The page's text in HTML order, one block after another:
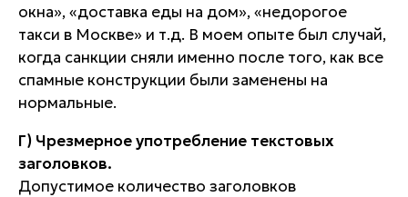
окна», «доставка еды на дом», «недорогое
такси в Москве» и т.д. В моем опыте был случай,
когда санкции сняли именно после того, как все
спамные конструкции были заменены на
нормальные.
Г) Чрезмерное употребление текстовых
заголовков.
Допустимое количество заголовков